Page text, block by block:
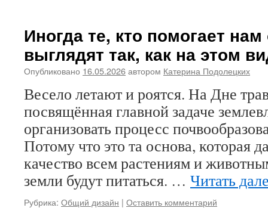
Иногда те, кто помогает
выглядят так, как на этом
Опубликовано 16.05.2026автором Катерина Подолецких
Весело летают и роятся. На Дне
посвящённая главной задаче
организовать процесс
Потому что это та основа, которая
качество всем растениям и
земли будут питаться. … Читать
Рубрика: Общий дизайн | Оставить комментарий